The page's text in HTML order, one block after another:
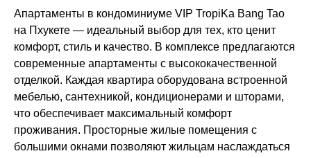
Апартаменты в кондоминиуме VIP TropiKa Bang Tao
на Пхукете — идеальный выбор для тех, кто ценит
комфорт, стиль и качество. В комплексе предлагаются
современные апартаменты с высококачественной
отделкой. Каждая квартира оборудована встроенной
мебелью, сантехникой, кондиционерами и шторами,
что обеспечивает максимальный комфорт
проживания. Просторные жилые помещения с
большими окнами позволяют жильцам наслаждаться